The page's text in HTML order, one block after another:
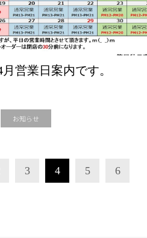
営業日案内です。
お知らせ
3 4 5 6